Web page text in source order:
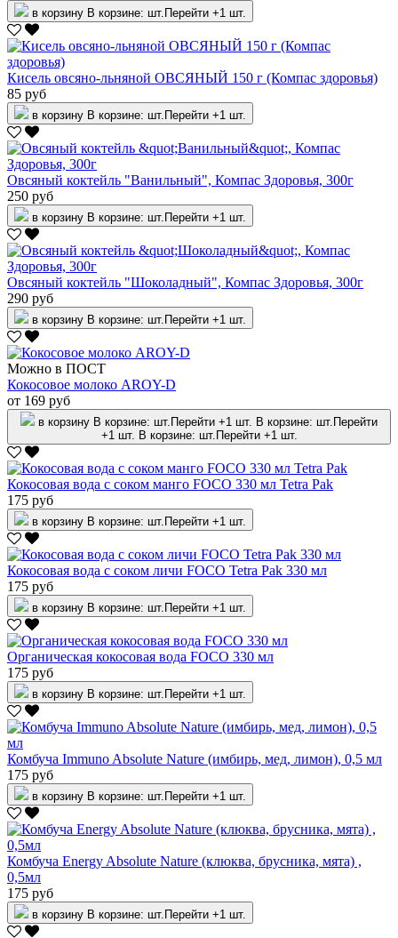
в корзину В корзине: шт. Перейти +1 шт.
Кисель овсяно-льняной ОВСЯНЫЙ 150 г (Компас здоровья)
85 руб
в корзину В корзине: шт. Перейти +1 шт.
Овсяный коктейль "Ванильный", Компас Здоровья, 300г
250 руб
в корзину В корзине: шт. Перейти +1 шт.
Овсяный коктейль "Шоколадный", Компас Здоровья, 300г
290 руб
в корзину В корзине: шт. Перейти +1 шт.
Можно в ПОСТ
Кокосовое молоко AROY-D
от 169 руб
в корзину В корзине: шт. Перейти +1 шт. В корзине: шт. Перейти
+1 шт. В корзине: шт. Перейти +1 шт.
Кокосовая вода с соком манго FOCO 330 мл Tetra Pak
175 руб
в корзину В корзине: шт. Перейти +1 шт.
Кокосовая вода с соком личи FOCO Tetra Pak 330 мл
175 руб
в корзину В корзине: шт. Перейти +1 шт.
Органическая кокосовая вода FOCO 330 мл
175 руб
в корзину В корзине: шт. Перейти +1 шт.
Комбуча Immuno Absolute Nature (имбирь, мед, лимон), 0,5 мл
175 руб
в корзину В корзине: шт. Перейти +1 шт.
Комбуча Energy Absolute Nature (клюква, брусника, мята) ,
0,5мл
175 руб
в корзину В корзине: шт. Перейти +1 шт.